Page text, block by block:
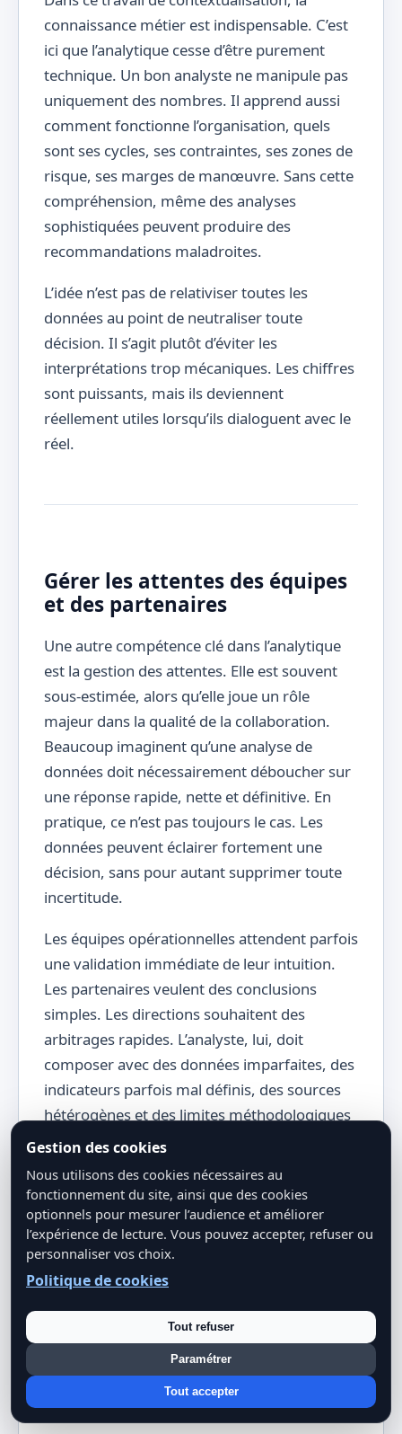
connaissance métier est indispensable. C’est
ici que l’analytique cesse d’être purement
technique. Un bon analyste ne manipule pas
uniquement des nombres. Il apprend aussi
comment fonctionne l’organisation, quels
sont ses cycles, ses contraintes, ses zones de
risque, ses marges de manœuvre. Sans cette
compréhension, même des analyses
sophistiquées peuvent produire des
recommandations maladroites.
L’idée n’est pas de relativiser toutes les
données au point de neutraliser toute
décision. Il s’agit plutôt d’éviter les
interprétations trop mécaniques. Les chiffres
sont puissants, mais ils deviennent
réellement utiles lorsqu’ils dialoguent avec le
réel.
Gérer les attentes des équipes
et des partenaires
Une autre compétence clé dans l’analytique
est la gestion des attentes. Elle est souvent
sous-estimée, alors qu’elle joue un rôle
majeur dans la qualité de la collaboration.
Beaucoup imaginent qu’une analyse de
données doit nécessairement déboucher sur
une réponse rapide, nette et définitive. En
pratique, ce n’est pas toujours le cas. Les
données peuvent éclairer fortement une
décision, sans pour autant supprimer toute
incertitude.
Les équipes opérationnelles attendent parfois
une validation immédiate de leur intuition.
Les partenaires veulent des conclusions
simples. Les directions souhaitent des
arbitrages rapides. L’analyste, lui, doit
composer avec des données imparfaites, des
indicateurs parfois mal définis, des sources
hétérogènes et des limites méthodologiques
réelles. Il y a donc un travail de pédagogie à
mener.
Bien communiquer, cela signifie expliquer ce
que les données permettent d’établir, mais
aussi ce qu’elles ne permettent pas d’affirmer
sérieusement. Cela signifie exposer les
marges d’erreur, les angles morts, les
hypothèses implicites, les limites
d’échantillonnage ou les risques de
surinterprétation. Non pas pour se protéger,
mais pour préserver la qualité de la décision.
Gestion des cookies
Nous utilisons des cookies nécessaires au
fonctionnement du site, ainsi que des cookies
optionnels pour mesurer l’audience et améliorer
l’expérience de lecture. Vous pouvez accepter, refuser ou
personnaliser vos choix.
Politique de cookies
Tout refuser
Paramétrer
Tout accepter